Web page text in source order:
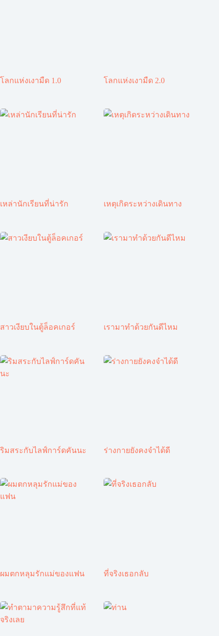
โลกแห่งเงามืด 1.0 โลกแห่งเงามืด 2.0
เหล่านักเรียนที่น่ารัก เหตุเกิดระหว่างเดินทาง
สาวเงียบในตู้ล็อคเกอร์ เรามาทำด้วยกันดีไหม
ริมสระกับไลฟ์การ์ดคันนะ ร่างกายยังคงจำได้ดี
ผมตกหลุมรักแม่ของแฟน ที่จริงเธอกลับ